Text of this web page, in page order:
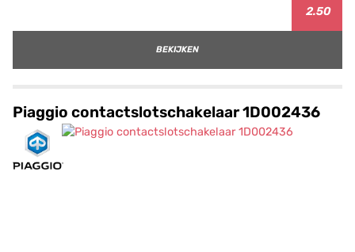
2.50
BEKIJKEN
Piaggio contactslotschakelaar 1D002436